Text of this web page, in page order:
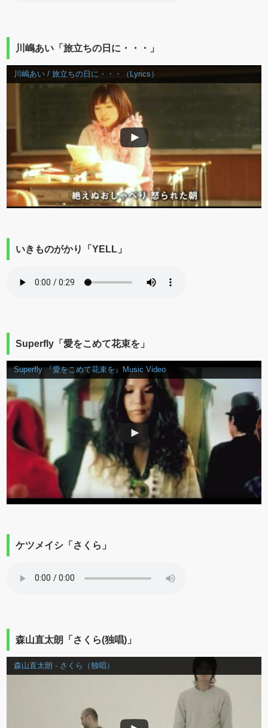
川嶋あい「旅立ちの日に・・・」
川嶋あい / 旅立ちの日に・・・（Lyrics）
いきものがかり「YELL」
Superfly「愛をこめて花束を」
Superfly 『愛をこめて花束を』Music Video
ケツメイシ「さくら」
森山直太朗「さくら(独唱)」
森山直太朗 - さくら（独唱）